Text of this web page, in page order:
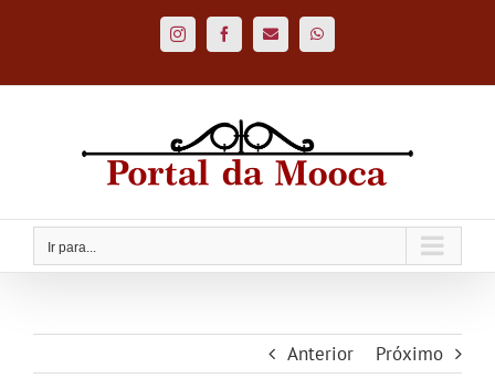
InstagramFacebookCustomWhatsApp
Ir para...
Anterior Próximo